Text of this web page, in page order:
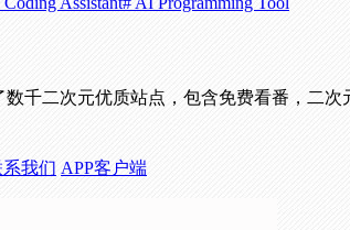
数千二次元优质站点，包含免费看番，二
我们 APP客户端